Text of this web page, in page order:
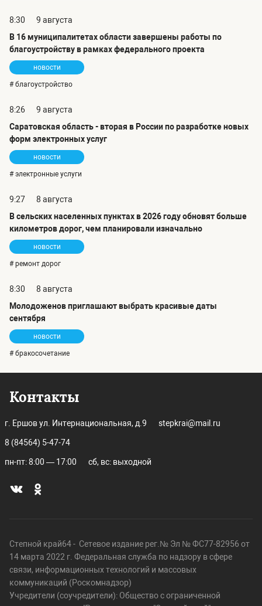
8:30
9 августа
В 16 муниципалитетах области завершены работы по
благоустройству в рамках федерального проекта
новости
# благоустройство
8:26
9 августа
Саратовская область - вторая в России по разработке новых
форм электронных услуг
новости
# электронные услуги
9:27
8 августа
В сельских населенных пунктах в 2026 году обновят больше
километров дорог, чем планировали изначально
новости
# ремонт дорог
8:30
8 августа
Молодоженов приглашают выбрать красивые даты
сентября
новости
# бракосочетание
Контакты
г. Ершов ул. Интернациональная, д.9 stepkrai@mail.ru
8 (84564) 5-47-74
пн-пт: 8:00 — 17:00 сб, вс: выходной
Степной край64 - Сетевое издание рег.№ Эл № ФС77-82956 от
14 марта 2022 г. Федеральная служба по надзору в сфере
связи, информационных технологий и массовых
коммуникаций (Роскомнадзор)
Учредители (соучредители): Общество с ограниченной